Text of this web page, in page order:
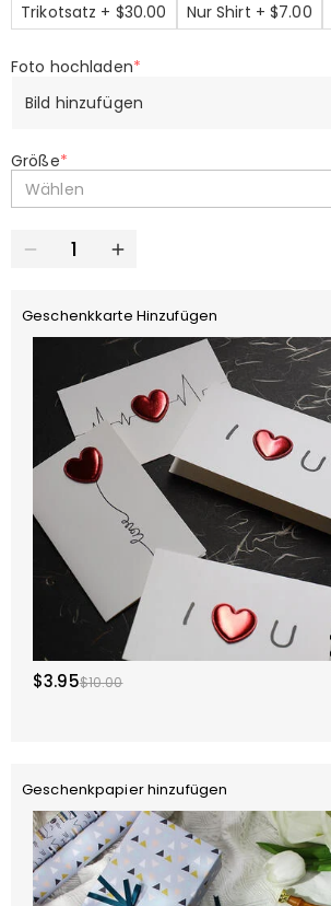
Trikotsatz + $30.00
Nur Shirt + $7.00
Foto hochladen*
Bild hinzufügen
Größe*
Wählen
Geschenkkarte Hinzufügen
$3.95$10.00
Geschenkpapier hinzufügen